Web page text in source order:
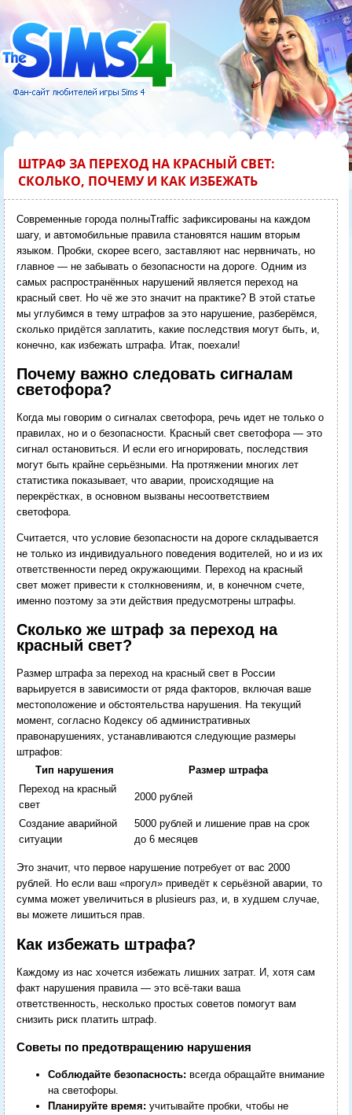
ШТРАФ ЗА ПЕРЕХОД НА КРАСНЫЙ СВЕТ:
СКОЛЬКО, ПОЧЕМУ И КАК ИЗБЕЖАТЬ
Современные города полныTraffic зафиксированы на каждом
шагу, и автомобильные правила становятся нашим вторым
языком. Пробки, скорее всего, заставляют нас нервничать, но
главное — не забывать о безопасности на дороге. Одним из
самых распространённых нарушений является переход на
красный свет. Но чё же это значит на практике? В этой статье
мы углубимся в тему штрафов за это нарушение, разберёмся,
сколько придётся заплатить, какие последствия могут быть, и,
конечно, как избежать штрафа. Итак, поехали!
Почему важно следовать сигналам
светофора?
Когда мы говорим о сигналах светофора, речь идет не только о
правилах, но и о безопасности. Красный свет светофора — это
сигнал остановиться. И если его игнорировать, последствия
могут быть крайне серьёзными. На протяжении многих лет
статистика показывает, что аварии, происходящие на
перекрёстках, в основном вызваны несоответствием
светофора.
Считается, что условие безопасности на дороге складывается
не только из индивидуального поведения водителей, но и из их
ответственности перед окружающими. Переход на красный
свет может привести к столкновениям, и, в конечном счете,
именно поэтому за эти действия предусмотрены штрафы.
Сколько же штраф за переход на
красный свет?
Размер штрафа за переход на красный свет в России
варьируется в зависимости от ряда факторов, включая ваше
местоположение и обстоятельства нарушения. На текущий
момент, согласно Кодексу об административных
правонарушениях, устанавливаются следующие размеры
штрафов:
Тип нарушения
Размер штрафа
Переход на красный
свет
2000 рублей
Создание аварийной
ситуации
5000 рублей и лишение прав на срок
до 6 месяцев
Это значит, что первое нарушение потребует от вас 2000
рублей. Но если ваш «прогул» приведёт к серьёзной аварии, то
сумма может увеличиться в plusieurs раз, и, в худшем случае,
вы можете лишиться прав.
Как избежать штрафа?
Каждому из нас хочется избежать лишних затрат. И, хотя сам
факт нарушения правила — это всё-таки ваша
ответственность, несколько простых советов помогут вам
снизить риск платить штраф.
Советы по предотвращению нарушения
Соблюдайте безопасность: всегда обращайте внимание
на светофоры.
Планируйте время: учитывайте пробки, чтобы не